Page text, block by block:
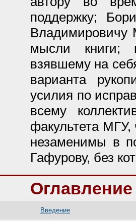
поддержку;
Владимировичу
мысли книги;
взявшему на
варианта
усилия по
всему
факультета
незаменимы в
Гафурову, без
Оглавление
Введение